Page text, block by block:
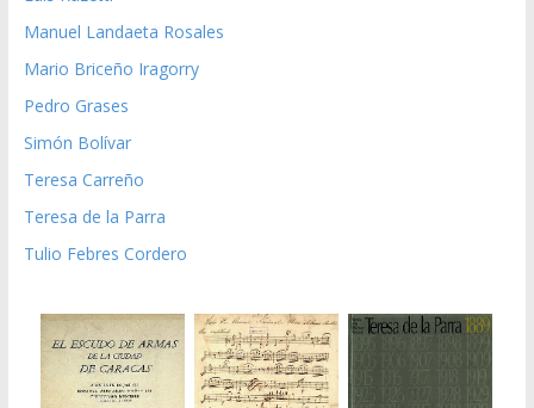
Manuel Landaeta Rosales
Mario Briceño Iragorry
Pedro Grases
Simón Bolívar
Teresa Carreño
Teresa de la Parra
Tulio Febres Cordero